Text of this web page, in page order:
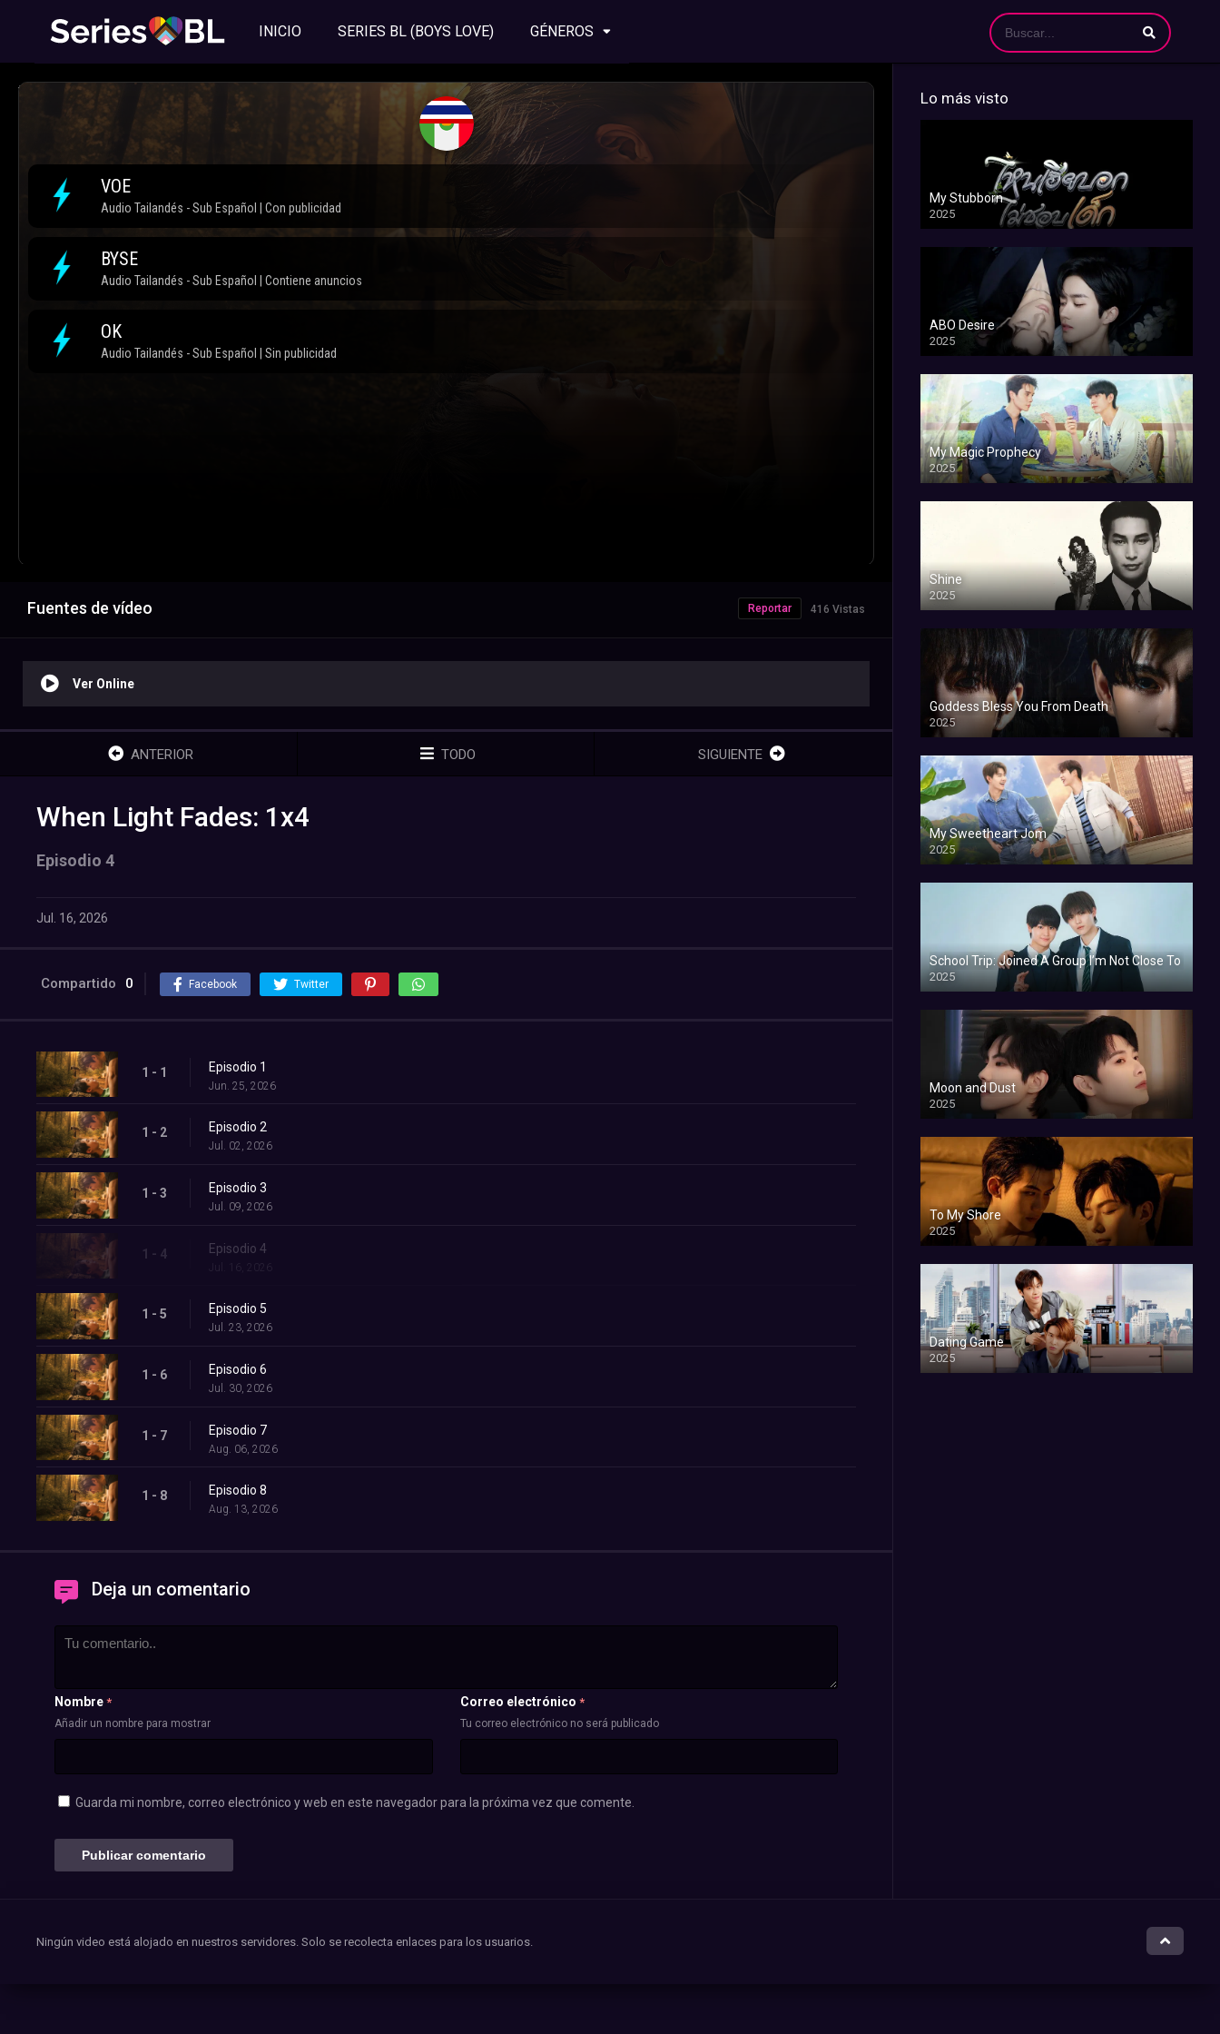
INICIO SERIES BL (BOYS LOVE) GÉNEROS
Fuentes de vídeo 416 Vistas
Reportar
Ver Online
ANTERIOR TODO SIGUIENTE
When Light Fades: 1x4
Episodio 4
Jul. 16, 2026
Compartido 0 Facebook Twitter
1 - 1 Episodio 1
Jun. 25, 2026
1 - 2 Episodio 2
Jul. 02, 2026
1 - 3 Episodio 3
Jul. 09, 2026
1 - 4 Episodio 4
Jul. 16, 2026
1 - 5 Episodio 5
Jul. 23, 2026
1 - 6 Episodio 6
Jul. 30, 2026
1 - 7 Episodio 7
Aug. 06, 2026
1 - 8 Episodio 8
Aug. 13, 2026
Deja un comentario
Nombre *
Añadir un nombre para mostrar
Correo electrónico *
Tu correo electrónico no será publicado
Guarda mi nombre, correo electrónico y web en este navegador para la próxima vez que comente.
Lo más visto
My Stubborn
2025
ABO Desire
2025
My Magic Prophecy
2025
Shine
2025
Goddess Bless You From Death
2025
My Sweetheart Jom
2025
School Trip: Joined A Group I’m Not Close To
2025
Moon and Dust
2025
To My Shore
2025
Dating Game
2025
Ningún video está alojado en nuestros servidores. Solo se recolecta enlaces para los usuarios.